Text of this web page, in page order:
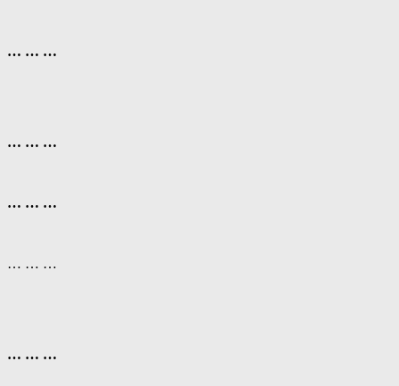
… … …
… … …
… … …
… … …
… … …